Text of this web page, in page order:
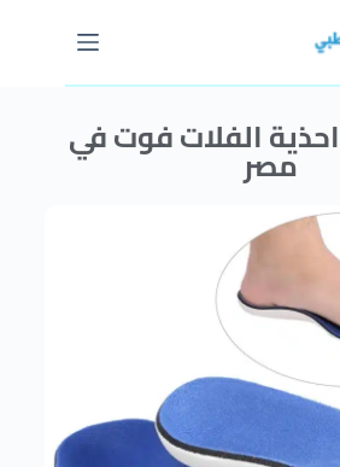
الفلات فوت في
مصر